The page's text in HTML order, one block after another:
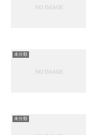
未分類
未分類